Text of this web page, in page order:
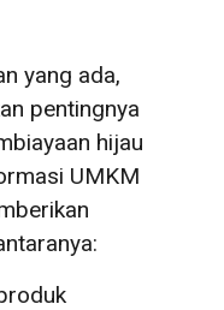
yang ada,
pentingnya
hijau
UMKM